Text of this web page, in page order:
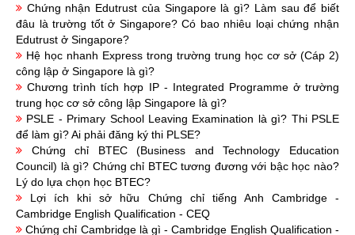
Chứng nhận Edutrust của Singapore là gì? Làm sau để biết
đâu là trường tốt ở Singapore? Có bao nhiêu loại chứng nhận
Edutrust ở Singapore?
Hệ học nhanh Express trong trường trung học cơ sở (Cáp 2)
công lập ở Singapore là gì?
Chương trình tích hợp IP - Integrated Programme ở trường
trung học cơ sở công lập Singapore là gì?
PSLE - Primary School Leaving Examination là gì? Thi PSLE
để làm gì? Ai phải đăng ký thi PLSE?
Chứng chỉ BTEC (Business and Technology Education
Council) là gì? Chứng chỉ BTEC tương đương với bậc học nào?
Lý do lựa chọn học BTEC?
Lợi ích khi sở hữu Chứng chỉ tiếng Anh Cambridge -
Cambridge English Qualification - CEQ
Chứng chỉ Cambridge là gì - Cambridge English Qualification -